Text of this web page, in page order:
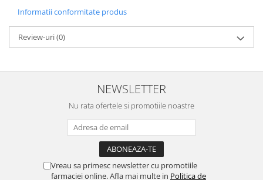
Informatii conformitate produs
Review-uri(0)
NEWSLETTER
Nu rata ofertele si promotiile noastre
Vreau sa primesc newsletter cu promotiile
farmaciei online. Afla mai multe in Politica de